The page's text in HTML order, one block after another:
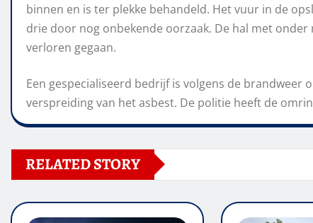
binnen en is ter plekke behandeld. Het vuur in de
drie door nog onbekende oorzaak. De hal met
verloren gegaan.
Een gespecialiseerd bedrijf is volgens de
verspreiding van het asbest. De politie heeft de
RELATED STORY